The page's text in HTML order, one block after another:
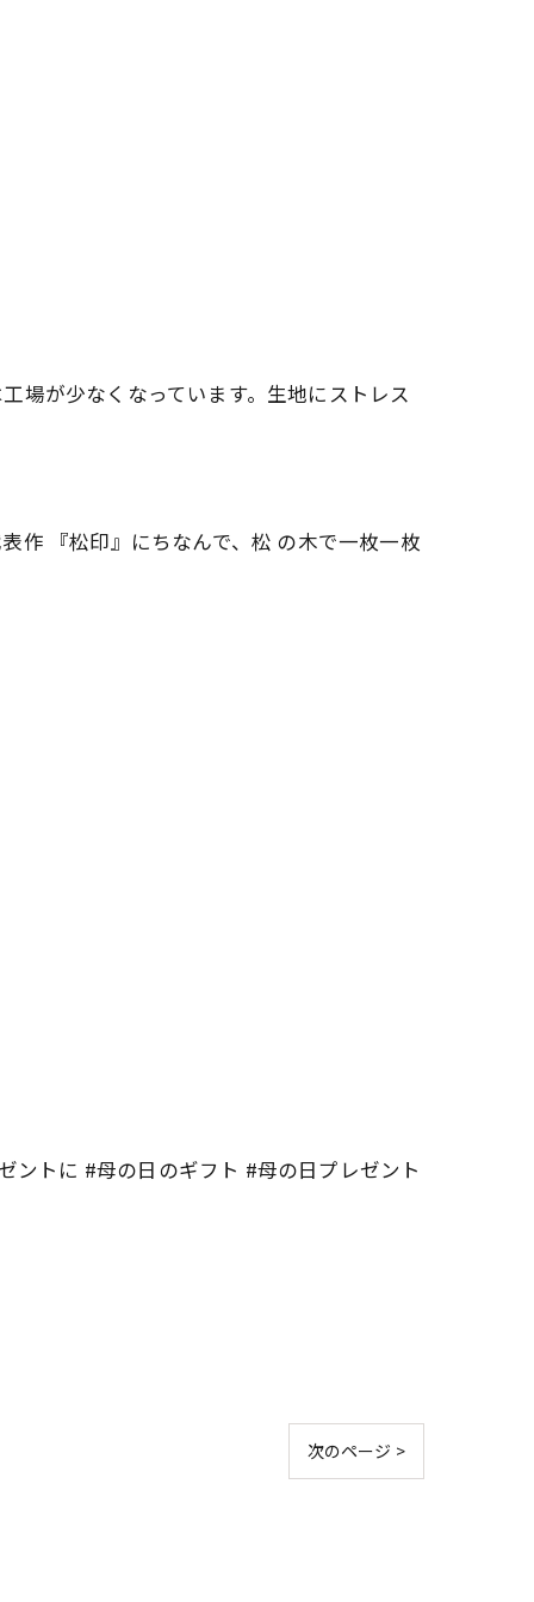
場が少なくなっています。生地にストレス
作 『松印』にちなんで、松 の木で一枚一枚
ントに #母の日のギフト #母の日プレゼント
次のページ >